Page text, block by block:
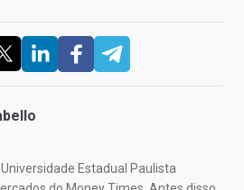
Estadual Paulista